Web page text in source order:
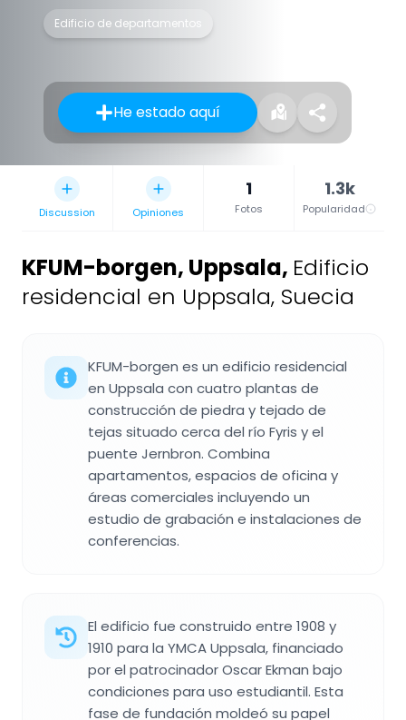
Edificio de departamentos
He estado aquí
Discussion Opiniones
1
Fotos
1.3k
Popularidad
KFUM-borgen, Uppsala, Edificio
residencial en Uppsala, Suecia
KFUM-borgen es un edificio residencial
en Uppsala con cuatro plantas de
construcción de piedra y tejado de
tejas situado cerca del río Fyris y el
puente Jernbron. Combina
apartamentos, espacios de oficina y
áreas comerciales incluyendo un
estudio de grabación e instalaciones de
conferencias.
El edificio fue construido entre 1908 y
1910 para la YMCA Uppsala, financiado
por el patrocinador Oscar Ekman bajo
condiciones para uso estudiantil. Esta
fase de fundación moldeó su papel